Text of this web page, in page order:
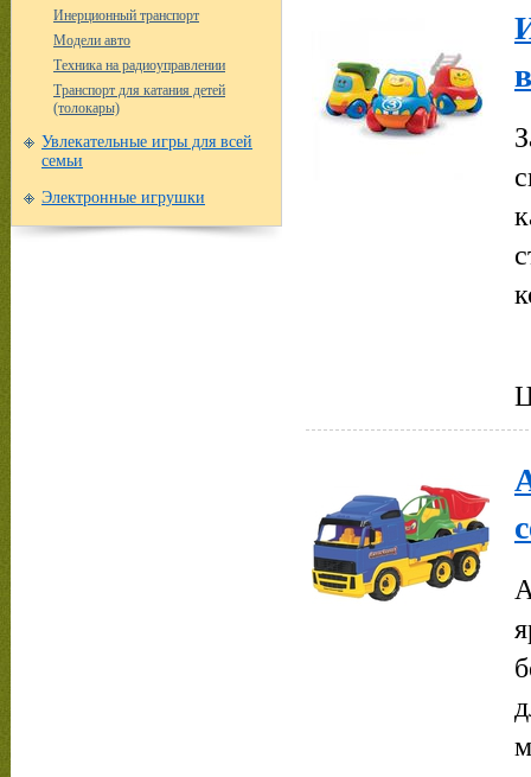
Инерционный транспорт
Модели авто
Техника на радиоуправлении
Транспорт для катания детей
(толокары)
Увлекательные игры для всей
семьи
Электронные игрушки